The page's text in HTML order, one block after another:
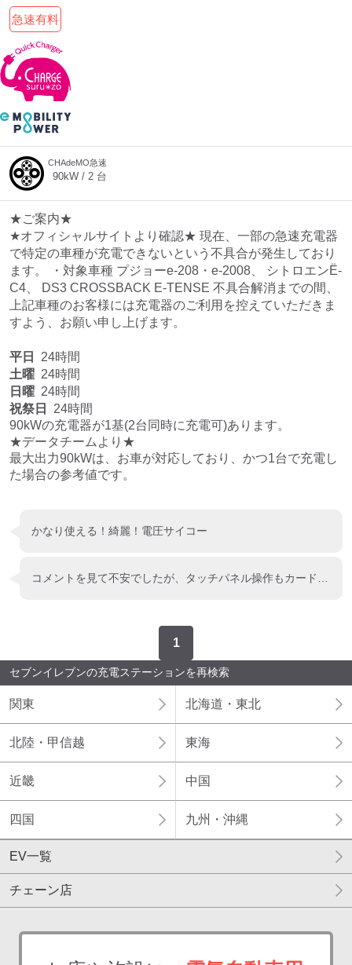
急速有料
CHAdeMO急速
90kW / 2 台
★ご案内★
★オフィシャルサイトより確認★ 現在、一部の急速充電器
で特定の車種が充電できないという不具合が発生しており
ます。 ・対象車種 プジョーe-208・e-2008、 シトロエンË-
C4、 DS3 CROSSBACK E-TENSE 不具合解消までの間、
上記車種のお客様には充電器のご利用を控えていただきま
すよう、お願い申し上げます。
平日
24時間
土曜 24時間
日曜 24時間
祝祭日
24時間
90kWの充電器が1基(2台同時に充電可)あります。
★データチームより★
最大出力90kWは、お車が対応しており、かつ1台で充電し
た場合の参考値です。
かなり使える！綺麗！電圧サイコー
コメントを見て不安でしたが、タッチパネル操作もカード認識もスムーズにできました！ 途中で停止するかは充電始めたばかりなので、わかりませんが充電開始はスムーズにできました。
1
セブンイレブンの充電ステーションを再検索
関東 北海道・東北
北陸・甲信越 東海
近畿 中国
四国 九州・沖縄
EV一覧
チェーン店